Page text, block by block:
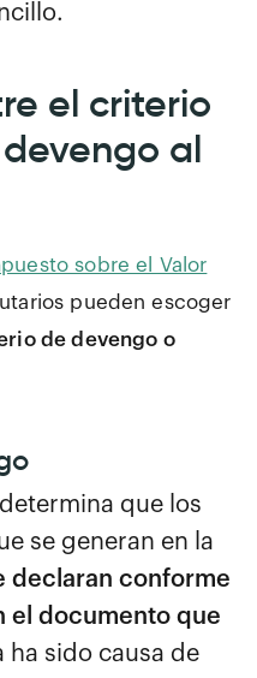
el criterio
al
sobre el Valor
pueden escoger
de devengo o
determina que los
se generan en la
declaran conforme
el documento que
ha sido causa de